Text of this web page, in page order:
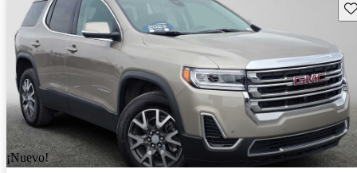
¡Nuevo!